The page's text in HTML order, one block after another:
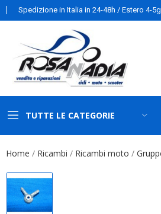
Spedizione in Italia in 24-48h / Estero 4-
TUTTE LE CATEGORIE
Home Ricambi Ricambi moto